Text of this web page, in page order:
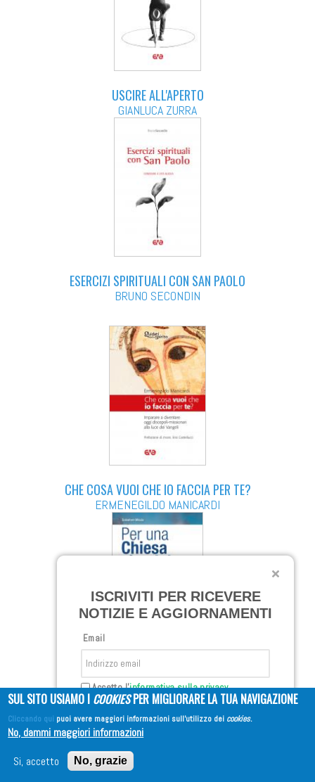
USCIRE ALL'APERTO
GIANLUCA ZURRA
ESERCIZI SPIRITUALI CON SAN PAOLO
BRUNO SECONDIN
CHE COSA VUOI CHE IO FACCIA PER TE?
ERMENEGILDO MANICARDI
PER UNA CHIESA SINODALE
SALVATORE MISCIO
ISCRIVITI PER RICEVERE
NOTIZIE E AGGIORNAMENTI
Email
Accetto l'informativa sulla privacy
Iscriviti
SUL SITO USIAMO I COOKIESPER MIGLIORARE LA TUA NAVIGAZIONE
Cliccando qui puoi avere maggiori informazioni sull'utilizzo dei cookies.
No, dammi maggiori informazioni
Si, accetto
No, grazie